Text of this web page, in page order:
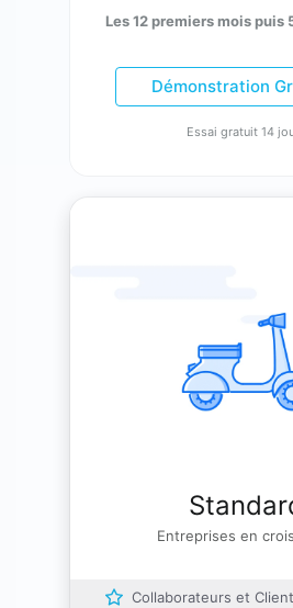
Les 12 premiers mois puis
Démonstration
Essai gratuit 14
Entreprises en
Collaborateurs et